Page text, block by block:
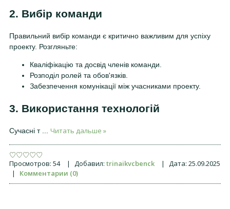
2. Вибір команди
Правильний вибір команди є критично важливим для успіху
проекту. Розгляньте:
Кваліфікацію та досвід членів команди.
Розподіл ролей та обов'язків.
Забезпечення комунікації між учасниками проекту.
3. Використання технологій
Сучасні т Читать дальше »
Просмотров: 54 | Добавил: trinaikvcbenck | Дата: 25.09.2025
|
Комментарии (0)